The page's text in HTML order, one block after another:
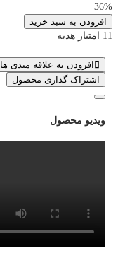
کالاف
دیوتی
عدد
بود.
36%
افزودن به سبد خرید
11 امتیاز هدیه
افزودن به علاقه مندی ها
اشتراک گذاری محصول
ویدیو محصول